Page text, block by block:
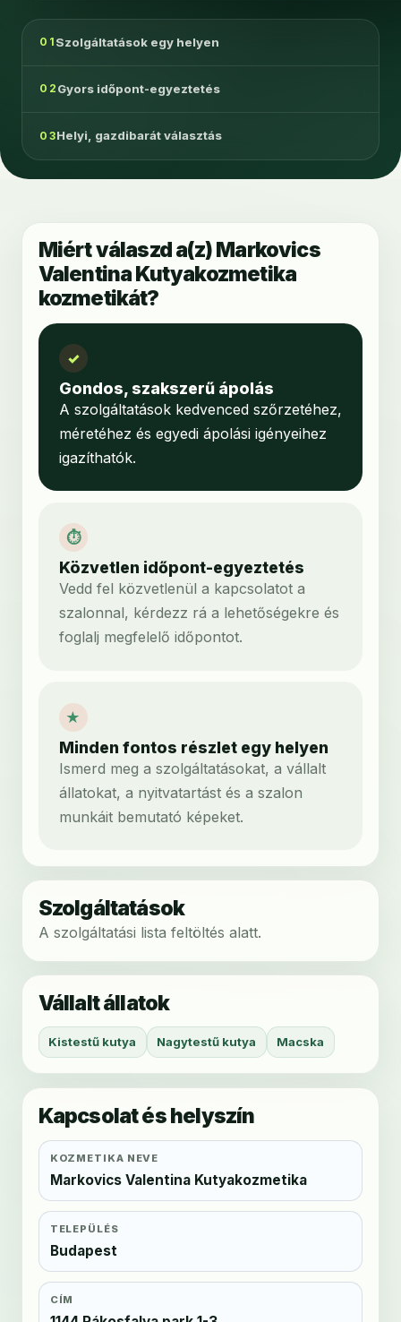
01 Szolgáltatások egy helyen
02 Gyors időpont-egyeztetés
03Helyi, gazdibarát választás
Miért válaszd a(z) Markovics
Valentina Kutyakozmetika
kozmetikát?
✓
Gondos, szakszerű ápolás
A szolgáltatások kedvenced szőrzetéhez,
méretéhez és egyedi ápolási igényeihez
igazíthatók.
⏱
Közvetlen időpont-egyeztetés
Vedd fel közvetlenül a kapcsolatot a
szalonnal, kérdezz rá a lehetőségekre és
foglalj megfelelő időpontot.
★
Minden fontos részlet egy helyen
Ismerd meg a szolgáltatásokat, a vállalt
állatokat, a nyitvatartást és a szalon
munkáit bemutató képeket.
Szolgáltatások
A szolgáltatási lista feltöltés alatt.
Vállalt állatok
Kistestű kutya Nagytestű kutya Macska
Kapcsolat és helyszín
KOZMETIKA NEVE
Markovics Valentina Kutyakozmetika
TELEPÜLÉS
Budapest
CÍM